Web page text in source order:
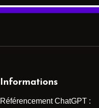
Informations
Référencement ChatGPT :